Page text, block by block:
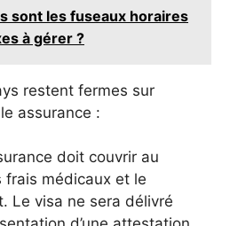
sont les fuseaux horaires
à gérer ?
restent fermes sur
assurance :
doit couvrir au
frais médicaux et le
Le visa ne sera délivré